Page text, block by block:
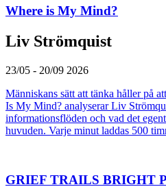
Where is My Mind?
Liv Strömquist
23/05 - 20/09 2026
Människans sätt att tänka håller på
Is My Mind? analyserar Liv
informationsflöden och vad det
huvuden. Varje minut laddas 500
GRIEF TRAILS BRIGHT